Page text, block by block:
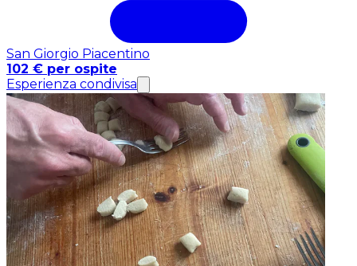
San Giorgio Piacentino
102 € per ospite
Esperienza condivisa